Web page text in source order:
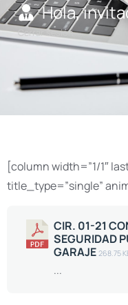
Hola,
Cerrar sesión
[column width=”1/1″
title_type=”single”
CIR. 01-21
SEGURIDAD
GARAJE 268.75
...